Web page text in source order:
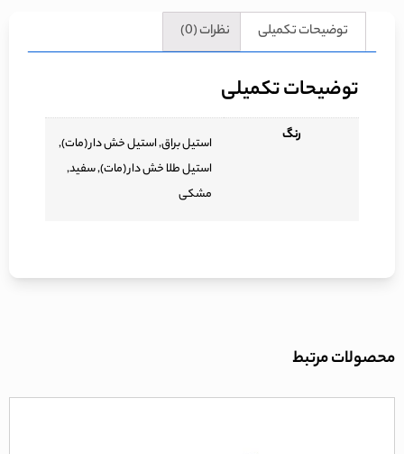
توضیحات تکمیلی نظرات (0)
توضیحات تکمیلی
رنگ
استیل براق, استیل خش دار (مات),
استیل طلا خش دار (مات), سفید,
مشکی
محصولات مرتبط